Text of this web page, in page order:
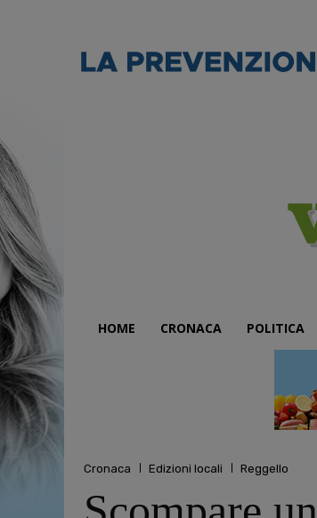
HOME CRONACA POLITICA
Cronaca Edizioni locali Reggello